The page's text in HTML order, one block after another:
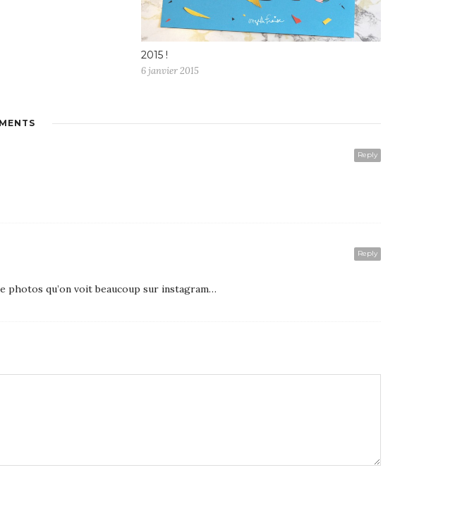
2015 !
6 janvier 2015
Reply
Reply
photos qu’on voit beaucoup sur instagram…